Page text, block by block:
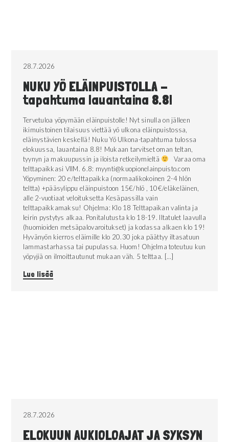
28.7.2026
NUKU YÖ ELÄINPUISTOLLA -
tapahtuma lauantaina 8.8!
Tervetuloa yöpymään eläinpuistolle! Nyt sinulla on jälleen
ikimuistoinen tilaisuus viettää yö ulkona eläinpuistossa,
eläinystävien keskellä! Nuku Yö Ulkona-tapahtuma tulossa
elokuussa, lauantaina 8.8! Mukaan tarvitset oman teltan,
tyynyn ja makuupussin ja iloista retkeilymieltä
Varaa oma
telttapaikkasi VIIM. 6.8: myynti@kuopionelainpuisto.com
Yöpyminen: 20 e/telttapaikka (normaalikokoinen 2-4 hlön
teltta) +pääsylippu eläinpuistoon 15€/hlö , 10€/eläkeläinen,
alle 2-vuotiaat veloituksetta Kesäpassilla vain
telttapaikkamaksu! Ohjelma: Klo 18 Telttapaikan valinta ja
leirin pystytys alkaa. Ponitalutusta klo 18-19. Iltatulet laavulla
(huomioiden metsäpalovaroitukset) ja kodassa alkaen klo 19!
Hyvänyön kierros eläimille klo 20.30 joka päättyy iltasatuun
lammastarhassa tai pupulassa. Huom! Ohjelma toteutuu kun
yöpyjiä on ilmoittautunut mukaan väh. 5 telttaa. […]
Lue lisää
28.7.2026
ELOKUUN AUKIOLOAJAT JA SYKSYN